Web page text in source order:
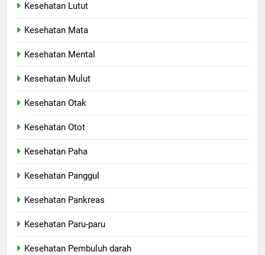
Kesehatan Lutut
Kesehatan Mata
Kesehatan Mental
Kesehatan Mulut
Kesehatan Otak
Kesehatan Otot
Kesehatan Paha
Kesehatan Panggul
Kesehatan Pankreas
Kesehatan Paru-paru
Kesehatan Pembuluh darah